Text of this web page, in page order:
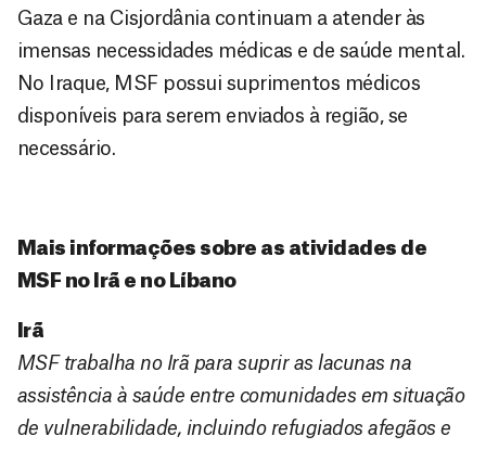
Gaza e na Cisjordânia continuam a atender às
imensas necessidades médicas e de saúde mental.
No Iraque, MSF possui suprimentos médicos
disponíveis para serem enviados à região, se
necessário.
Mais informações sobre as atividades de
MSF no Irã e no Líbano
Irã
MSF trabalha no Irã para suprir as lacunas na
assistência à saúde entre comunidades em situação
de vulnerabilidade, incluindo refugiados afegãos e